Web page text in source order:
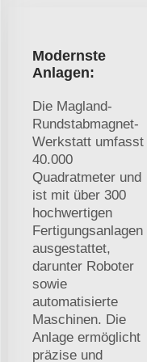
Modernste
Anlagen:
Die Magland-
Rundstabmagnet-
Werkstatt umfasst
40.000
Quadratmeter und
ist mit über 300
hochwertigen
Fertigungsanlagen
ausgestattet,
darunter Roboter
sowie
automatisierte
Maschinen. Die
Anlage ermöglicht
präzise und